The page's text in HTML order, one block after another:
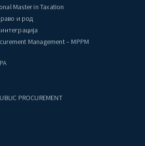
Master in Taxation
и род
Management – MPPM
PROCUREMENT